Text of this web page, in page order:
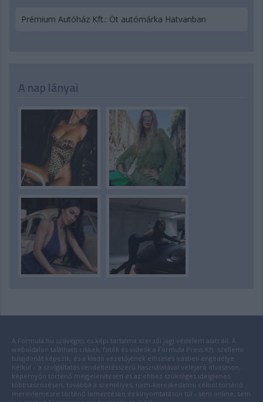
Prémium Autóház Kft.: Öt autómárka Hatvanban
A nap lányai
A Formula.hu szöveges és képi tartalma szerzői jogi védelem alatt áll. A
weboldalon található cikkek, fotók és videók a Formula Press Kft. szellemi
tulajdonát képezik, és a kiadó vezetőjének előzetes írásbeli engedélye
nélkül – a szolgáltatás rendeltetésszerű használatával velejáró olvasáson,
képernyőn történő megjelenítésen és az ehhez szükséges ideiglenes
többszörözésen, továbbá a személyes, nem-kereskedelmi célból történő
merevlemezre történő lementésen és kinyomtatáson túl - sem online, sem